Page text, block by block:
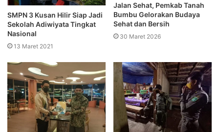
SMPN 3 Kusan Hilir Siap Jadi
Sekolah Adiwiyata Tingkat
Nasional
13 Maret 2021
Jalan Sehat, Pemkab Tanah
Bumbu Gelorakan Budaya
Sehat dan Bersih
30 Maret 2026